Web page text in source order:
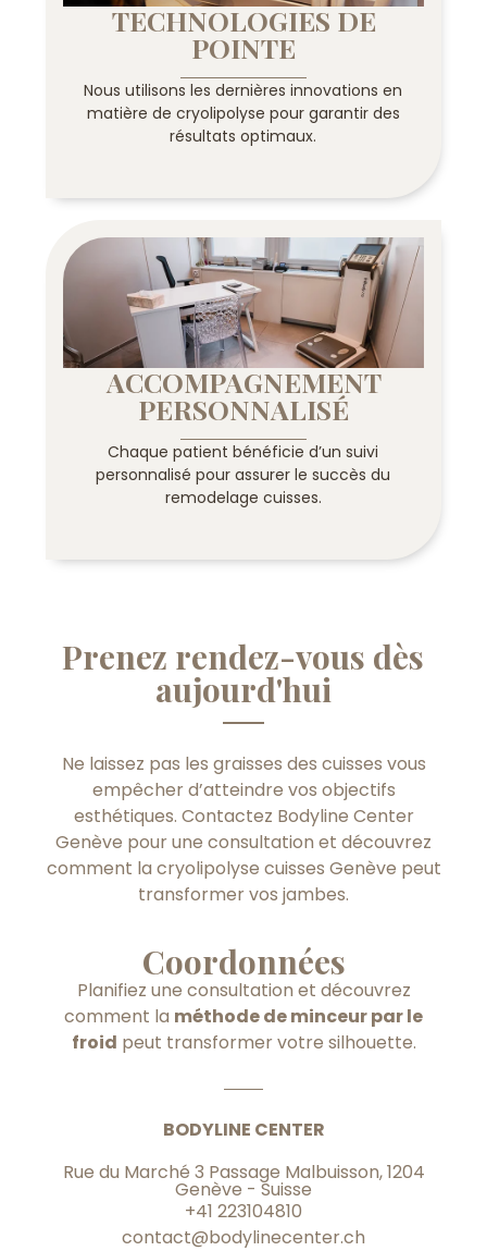
TECHNOLOGIES DE
POINTE
Nous utilisons les dernières innovations en
matière de cryolipolyse pour garantir des
résultats optimaux.
ACCOMPAGNEMENT
PERSONNALISÉ
Chaque patient bénéficie d’un suivi
personnalisé pour assurer le succès du
remodelage cuisses.
Prenez rendez-vous dès
aujourd'hui
Ne laissez pas les graisses des cuisses vous
empêcher d’atteindre vos objectifs
esthétiques. Contactez Bodyline Center
Genève pour une consultation et découvrez
comment la cryolipolyse cuisses Genève peut
transformer vos jambes.
Coordonnées
Planifiez une consultation et découvrez
comment la méthode de minceur par le
froid peut transformer votre silhouette.
BODYLINE CENTER
Rue du Marché 3 Passage Malbuisson, 1204
Genève - Suisse
+41 223104810
contact@bodylinecenter.ch